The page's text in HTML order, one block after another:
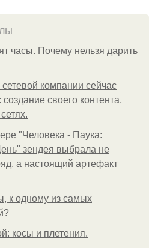
часы. Почему нельзя дарить
сетевой компании сейчас
своего контента,
"Человека - Паука:
зендея выбрала не
а настоящий артефакт
к одному из самых
косы и плетения.